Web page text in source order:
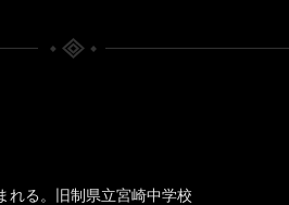
れる。旧制県立宮崎中学校